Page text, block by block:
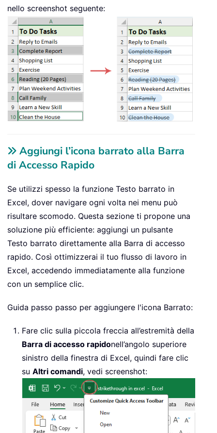
nello screenshot seguente:
Aggiungi l’icona barrato alla Barra
di Accesso Rapido
Se utilizzi spesso la funzione Testo barrato in
Excel, dover navigare ogni volta nei menu può
risultare scomodo. Questa sezione ti propone una
soluzione più efficiente: aggiungi un pulsante
Testo barrato direttamente alla Barra di accesso
rapido. Così ottimizzerai il tuo flusso di lavoro in
Excel, accedendo immediatamente alla funzione
con un semplice clic.
Guida passo passo per aggiungere l'icona Barrato:
Fare clic sulla piccola freccia all’estremità della
Barra di accesso rapidonell’angolo superiore
sinistro della finestra di Excel, quindi fare clic
su Altri comandi, vedi screenshot: